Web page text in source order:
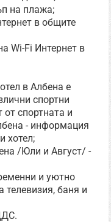
на плажа;
в общите
Wi-Fi Интернет в
в Албена е
спортни
от спортната и
- информация
хотел;
/Юли и Август/ -
и уютно
телевизия, баня и